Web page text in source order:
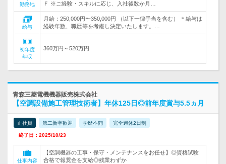
勤務地
Ｆ ※ご経験・スキルに応じ、入社後数か月…
給与
月給：250,000円〜350,000円 （以下一律手当を含む） ＊給与は
経験年数、職歴等を考慮し決定いたします。…
初年度
年収
360万円～520万円
青森三菱電機機器販売株式会社
【空調設備施工管理技術者】年休125日◎前年度賞与5.5ヵ月
正社員 第二新卒歓迎 学歴不問 完全週休2日制
終了日：2025/10/23
仕事内容
【空調機器の工事・保守・メンテナンスをお任せ】◎資格試験
合格で報奨金を支給◎残業わずか